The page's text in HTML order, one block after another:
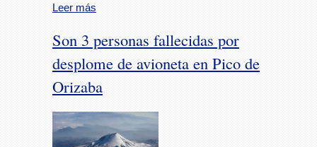
Leer más
Son 3 personas fallecidas por
desplome de avioneta en Pico de
Orizaba